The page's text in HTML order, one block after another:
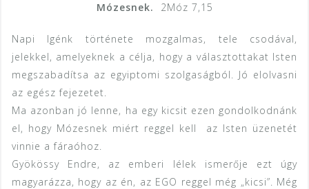
Mózesnek. 2Móz 7,15
Napi Igénk története mozgalmas, tele csodával,
jelekkel, amelyeknek a célja, hogy a választottakat Isten
megszabadítsa az egyiptomi szolgaságból. Jó elolvasni
az egész fejezetet.
Ma azonban jó lenne, ha egy kicsit ezen gondolkodnánk
el, hogy Mózesnek miért reggel kell az Isten üzenetét
vinnie a fáraóhoz.
Gyökössy Endre, az emberi lélek ismerője ezt úgy
magyarázza, hogy az én, az EGO reggel még „kicsi”. Még